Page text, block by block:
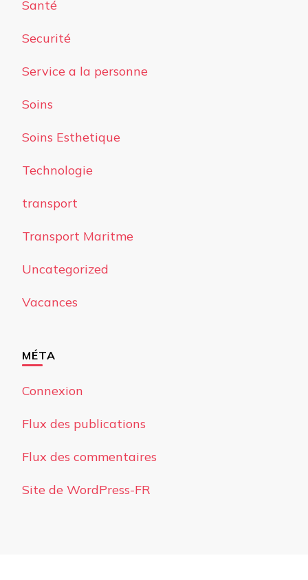
Santé
Securité
Service a la personne
Soins
Soins Esthetique
Technologie
transport
Transport Maritme
Uncategorized
Vacances
MÉTA
Connexion
Flux des publications
Flux des commentaires
Site de WordPress-FR